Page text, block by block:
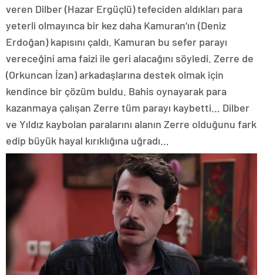
veren Dilber (Hazar Ergüçlü) tefeciden aldıkları para
yeterli olmayınca bir kez daha Kamuran‘ın (Deniz
Erdoğan) kapısını çaldı. Kamuran bu sefer parayı
vereceğini ama faizi ile geri alacağını söyledi. Zerre de
(Orkuncan İzan) arkadaşlarına destek olmak için
kendince bir çözüm buldu. Bahis oynayarak para
kazanmaya çalışan Zerre tüm parayı kaybetti… Dilber
ve Yıldız kaybolan paralarını alanın Zerre olduğunu fark
edip büyük hayal kırıklığına uğradı…